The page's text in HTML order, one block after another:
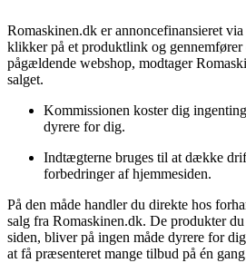
Romaskinen.dk er annoncefinansieret
klikker på et produktlink og gennemfører
pågældende webshop, modtager
salget.
Kommissionen koster dig
dyrere for dig.
Indtægterne bruges til at dække
forbedringer af hjemmesiden.
På den måde handler du direkte hos
salg fra Romaskinen.dk. De produkter
siden, bliver på ingen måde dyrere for
at få præsenteret mange tilbud på én